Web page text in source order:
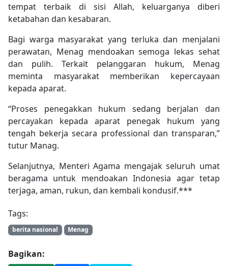
tempat terbaik di sisi Allah, keluarganya diberi
ketabahan dan kesabaran.
Bagi warga masyarakat yang terluka dan menjalani
perawatan, Menag mendoakan semoga lekas sehat
dan pulih. Terkait pelanggaran hukum, Menag
meminta masyarakat memberikan kepercayaan
kepada aparat.
“Proses penegakkan hukum sedang berjalan dan
percayakan kepada aparat penegak hukum yang
tengah bekerja secara professional dan transparan,”
tutur Manag.
Selanjutnya, Menteri Agama mengajak seluruh umat
beragama untuk mendoakan Indonesia agar tetap
terjaga, aman, rukun, dan kembali kondusif.***
Tags:
berita nasional Menag
Bagikan: